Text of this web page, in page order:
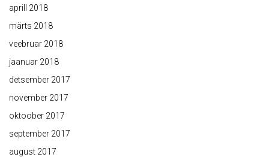
aprill 2018
märts 2018
veebruar 2018
jaanuar 2018
detsember 2017
november 2017
oktoober 2017
september 2017
august 2017